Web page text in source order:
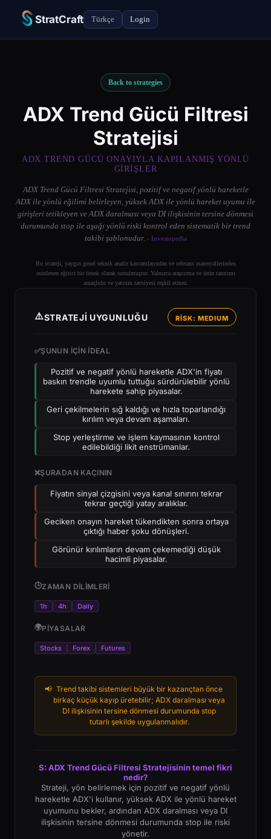
StratCraft Türkçe Login
Back to strategies
ADX Trend Gücü Filtresi
Stratejisi
ADX TREND GÜCÜ ONAYIYLA KAPILANMIŞ YÖNLÜ
GIRIŞLER
ADX Trend Gücü Filtresi Stratejisi, pozitif ve negatif yönlü hareketle
ADX ile yönlü eğilimi belirleyen, yüksek ADX ile yönlü hareket uyumu ile
girişleri tetikleyen ve ADX daralması veya DI ilişkisinin tersine dönmesi
durumunda stop ile aşağı yönlü riski kontrol eden sistematik bir trend
takibi şablonudur. - Investopedia
Bu strateji, yaygın genel teknik analiz kavramlarından ve referans materyallerinden
esinlenen eğitici bir örnek olarak sunulmuştur. Yalnızca araştırma ve ürün tanıtımı
amaçlıdır ve yatırım tavsiyesi teşkil etmez.
⚠️STRATEJI UYGUNLUĞU RİSK: MEDIUM
✅ŞUNUN IÇIN IDEAL
Pozitif ve negatif yönlü hareketle ADX'in fiyatı
baskın trendle uyumlu tuttuğu sürdürülebilir yönlü
harekete sahip piyasalar.
Geri çekilmelerin sığ kaldığı ve hızla toparlandığı
kırılım veya devam aşamaları.
Stop yerleştirme ve işlem kaymasının kontrol
edilebildiği likit enstrümanlar.
❌ŞURADAN KAÇININ
Fiyatın sinyal çizgisini veya kanal sınırını tekrar
tekrar geçtiği yatay aralıklar.
Geciken onayın hareket tükendikten sonra ortaya
çıktığı haber şoku dönüşleri.
Görünür kırılımların devam çekemediği düşük
hacimli piyasalar.
🕒ZAMAN DILIMLERI
1h 4h Daily
🌍PIYASALAR
Stocks Forex Futures
📢 Trend takibi sistemleri büyük bir kazançtan önce
birkaç küçük kayıp üretebilir; ADX daralması veya
DI ilişkisinin tersine dönmesi durumunda stop
tutarlı şekilde uygulanmalıdır.
S: ADX Trend Gücü Filtresi Stratejisinin temel fikri
nedir?
Strateji, yön belirlemek için pozitif ve negatif yönlü
hareketle ADX'i kullanır, yüksek ADX ile yönlü hareket
uyumunu bekler, ardından ADX daralması veya DI
ilişkisinin tersine dönmesi durumunda stop ile riski
yönetir.